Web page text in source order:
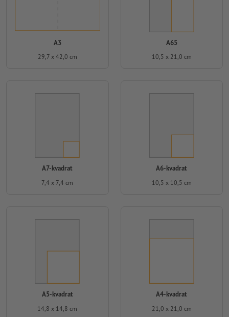
A3
29,7 x 42,0 cm
A65
10,5 x 21,0 cm
A7-kvadrat
7,4 x 7,4 cm
A6-kvadrat
10,5 x 10,5 cm
A5-kvadrat
14,8 x 14,8 cm
A4-kvadrat
21,0 x 21,0 cm